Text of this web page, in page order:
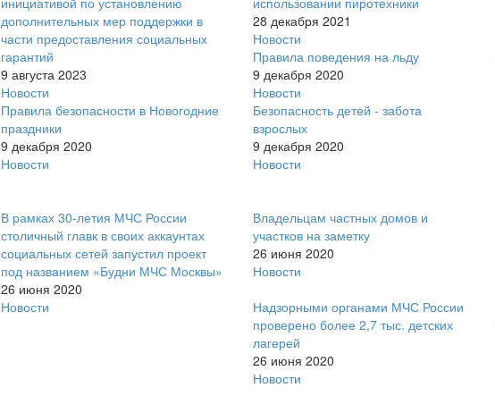
дополнительных мер поддержки в
части предоставления социальных
гарантий
9 августа 2023
Новости
28 декабря 2021
Новости
Правила поведения на льду
9 декабря 2020
Новости
Правила безопасности в Новогодние
праздники
9 декабря 2020
Новости
Безопасность детей - забота
взрослых
9 декабря 2020
Новости
В рамках 30-летия МЧС России
столичный главк в своих аккаунтах
социальных сетей запустил проект
под названием «Будни МЧС Москвы»
26 июня 2020
Новости
Владельцам частных домов и
участков на заметку
26 июня 2020
Новости
Надзорными органами МЧС России
проверено более 2,7 тыс. детских
лагерей
26 июня 2020
Новости